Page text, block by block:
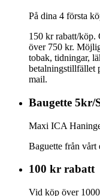
På dina 4 första
150 kr rabatt/köp.
över 750 kr.
tobak, tidningar,
betalningstillfället
mail.
Baugette 5kr/
Maxi ICA
Baguette från vårt
100 kr rabatt
Vid köp över